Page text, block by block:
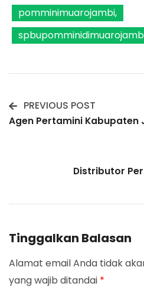
pomminimuarojambi
Post
PREVIOUS POST
Agen Pertamini Kabupaten
Distributor
Tinggalkan Balasan
Alamat email Anda tidak
yang wajib ditandai *